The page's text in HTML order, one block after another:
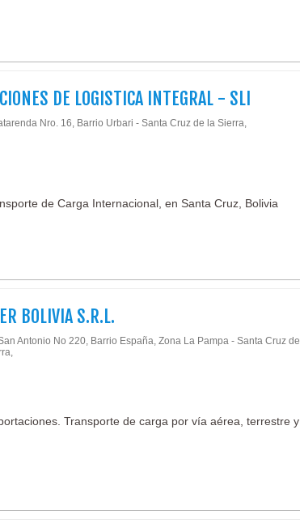
DE LOGISTICA INTEGRAL - SLI
Nro. 16, Barrio Urbari - Santa Cruz de la Sierra,
de Carga Internacional, en Santa Cruz, Bolivia
BOLIVIA S.R.L.
Antonio No 220, Barrio España, Zona La Pampa - Santa Cruz de
Transporte de carga por vía aérea, terrestre y